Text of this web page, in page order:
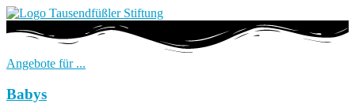
Angebote für ...
Babys